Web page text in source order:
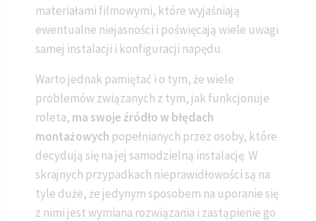
materiałami filmowymi, które wyjaśniają
ewentualne niejasności i poświęcają wiele uwagi
samej instalacji i konfiguracji napędu.
Warto jednak pamiętać i o tym, że wiele
problemów związanych z tym, jak funkcjonuje
roleta, ma swoje źródło w błędach
montażowych popełnianych przez osoby, które
decydują się na jej samodzielną instalację. W
skrajnych przypadkach nieprawidłowości są na
tyle duże, że jedynym sposobem na uporanie się
z nimi jest wymiana rozwiązania i zastąpienie go